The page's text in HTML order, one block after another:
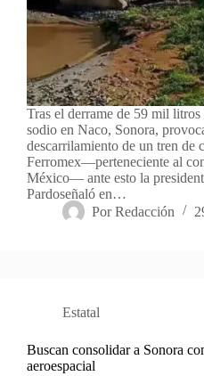
Tras el derrame de 59 mil
sodio en Naco, Sonora,
descarrilamiento de un tren de
Ferromex—perteneciente al
México— ante esto la
Pardoseñaló en…
Por Redacción
Estatal
Buscan consolidar a Sonora
aeroespacial